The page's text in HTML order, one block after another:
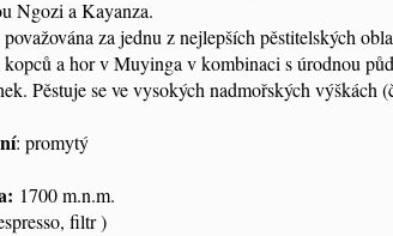
Ngozi a Kayanza.
za jednu z nejlepších pěstitelských
a hor v Muyinga v kombinaci s úrodnou
Pěstuje se ve vysokých nadmořských výškách
: promytý
1700 m.n.m.
filtr )